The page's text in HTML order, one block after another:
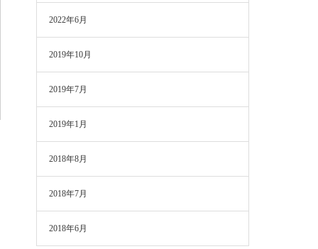
2022年6月
2019年10月
2019年7月
2019年1月
2018年8月
2018年7月
2018年6月